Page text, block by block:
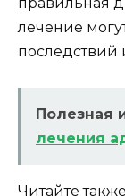
лечение
последствий
Полезная
лечения
Читайте